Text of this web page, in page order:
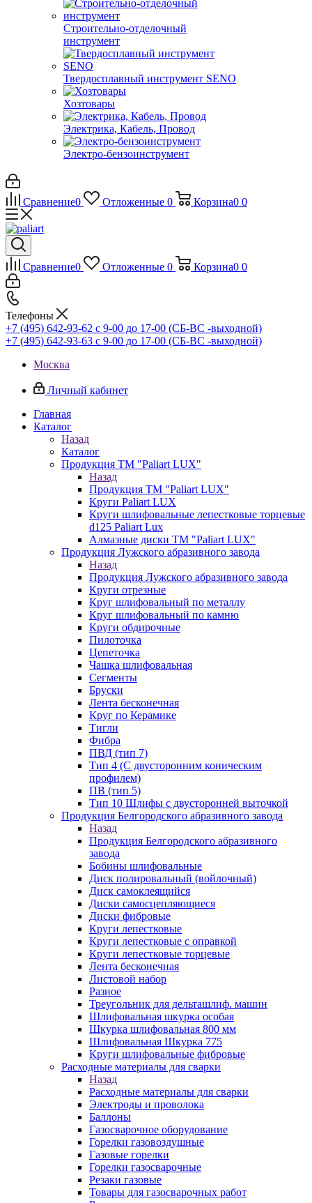
Строительно-отделочный
инструмент
Твердосплавный инструмент SENO
Хозтовары
Электрика, Кабель, Провод
Электро-бензоинструмент
Сравнение0 Отложенные 0 Корзина0 0
Сравнение0 Отложенные 0 Корзина0 0
Телефоны
+7 (495) 642-93-62 c 9-00 до 17-00 (СБ-ВС -выходной)
+7 (495) 642-93-63 c 9-00 до 17-00 (СБ-ВС -выходной)
Москва
Личный кабинет
Главная
Каталог
Назад
Каталог
Продукция ТМ "Paliart LUX"
Назад
Продукция ТМ "Paliart LUX"
Круги Paliart LUX
Круги шлифовальные лепестковые торцевые
d125 Paliart Lux
Алмазные диски ТМ "Paliart LUX"
Продукция Лужского абразивного завода
Назад
Продукция Лужского абразивного завода
Круги отрезные
Круг шлифовальный по металлу
Круг шлифовальный по камню
Круги обдирочные
Пилоточка
Цепеточка
Чашка шлифовальная
Сегменты
Бруски
Лента бесконечная
Круг по Керамике
Тигли
Фибра
ПВД (тип 7)
Тип 4 (С двусторонним коническим
профилем)
ПВ (тип 5)
Тип 10 Шлифы с двусторонней выточкой
Продукция Белгородского абразивного завода
Назад
Продукция Белгородского абразивного
завода
Бобины шлифовальные
Диск полировальный (войлочный)
Диск самоклеящийся
Диски самосцепляющиеся
Диски фибровые
Круги лепестковые
Круги лепестковые с оправкой
Круги лепестковые торцевые
Лента бесконечная
Листовой набор
Разное
Треугольник для дельташлиф. машин
Шлифовальная шкурка особая
Шкурка шлифовальная 800 мм
Шлифовальная Шкурка 775
Круги шлифовальные фибровые
Расходные материалы для сварки
Назад
Расходные материалы для сварки
Электроды и проволока
Баллоны
Газосварочное оборудование
Горелки газовоздушные
Газовые горелки
Горелки газосварочные
Резаки газовые
Товары для газосварочных работ